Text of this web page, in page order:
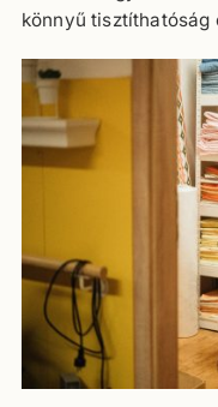
könnyű tisztíthatóság